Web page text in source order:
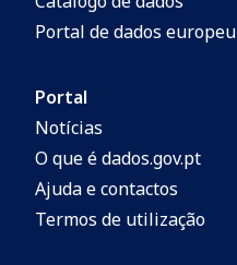
Portal de dados europeu
Portal
Notícias
O que é dados.gov.pt
Ajuda e contactos
Termos de utilização